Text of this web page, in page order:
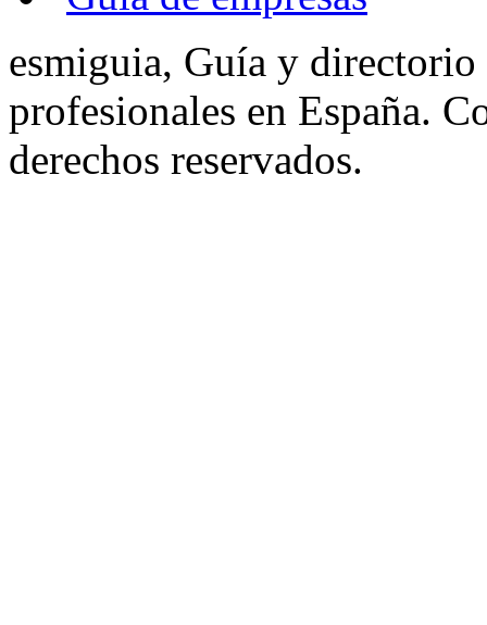
esmiguia, Guía y directorio
profesionales en España.
derechos reservados.